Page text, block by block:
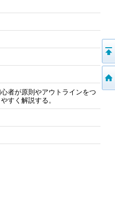
者が原則やアウトラインをつ
すく解説する。